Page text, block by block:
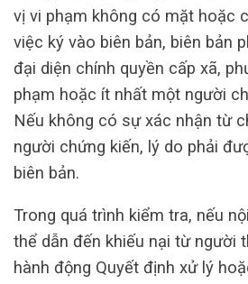
vị vi phạm không có mặt hoặc
việc ký vào biên bản, biên bản
đại diện chính quyền cấp xã,
phạm hoặc ít nhất một người
Nếu không có sự xác nhận từ
người chứng kiến, lý do phải
biên bản.
Trong quá trình kiểm tra, nếu
thể dẫn đến khiếu nại từ người
hành động Quyết định xử lý